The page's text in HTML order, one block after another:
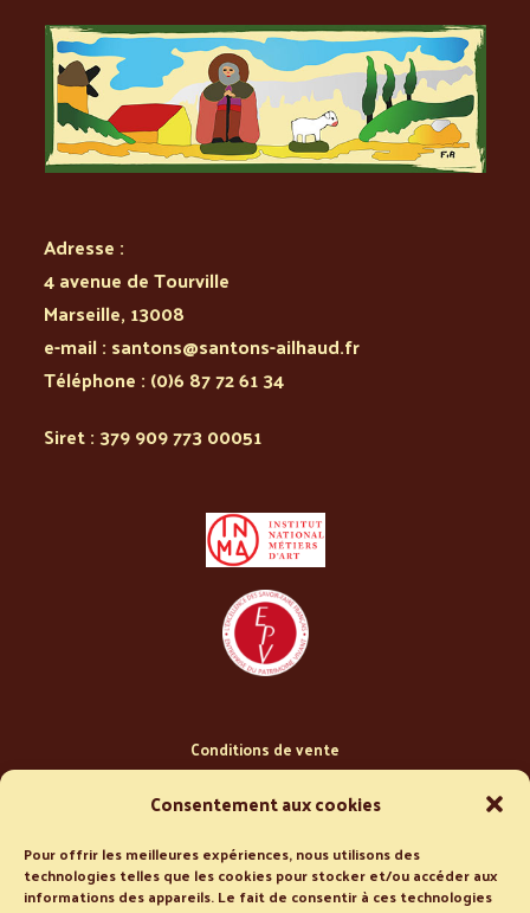
Consentement aux cookies
Pour offrir les meilleures expériences, nous utilisons des
technologies telles que les cookies pour stocker et/ou accéder aux
informations des appareils. Le fait de consentir à ces technologies
Adresse :
4 avenue de Tourville
Marseille, 13008
e-mail : santons@santons-ailhaud.fr
Téléphone : (0)6 87 72 61 34
Siret : 379 909 773 00051
Conditions de vente
Politique de confidentialité